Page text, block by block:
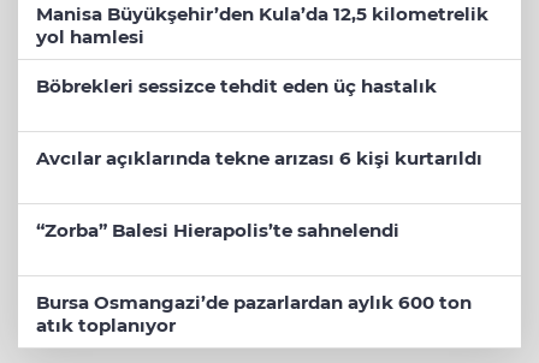
Manisa Büyükşehir’den Kula’da 12,5 kilometrelik
yol hamlesi
Böbrekleri sessizce tehdit eden üç hastalık
Avcılar açıklarında tekne arızası 6 kişi kurtarıldı
“Zorba” Balesi Hierapolis’te sahnelendi
Bursa Osmangazi’de pazarlardan aylık 600 ton
atık toplanıyor